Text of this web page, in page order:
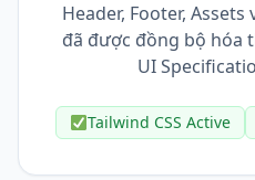
Header, Footer,
đã được đồng bộ hóa
UI
Tailwind CSS Active